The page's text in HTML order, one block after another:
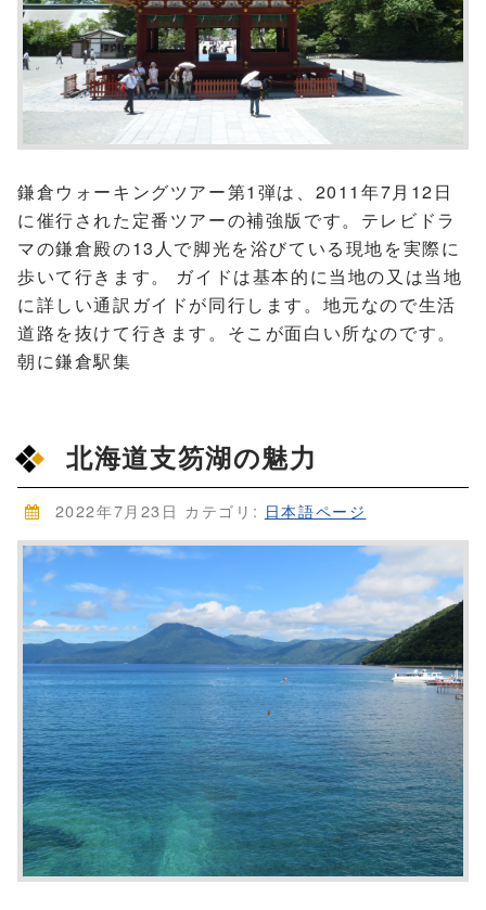
鎌倉ウォーキングツアー第1弾は、2011年7月12日
に催行された定番ツアーの補強版です。テレビドラ
マの鎌倉殿の13人で脚光を浴びている現地を実際に
歩いて行きます。 ガイドは基本的に当地の又は当地
に詳しい通訳ガイドが同行します。地元なので生活
道路を抜けて行きます。そこが面白い所なのです。
朝に鎌倉駅集
北海道支笏湖の魅力
2022年7月23日 カテゴリ: 日本語ページ